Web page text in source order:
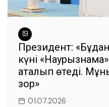
Президент:
күні
аталып өтеді.
зор»
01.07.2026